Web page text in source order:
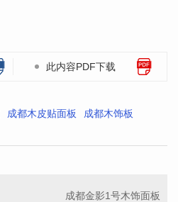
此内容PDF下载
成都木皮贴面板 成都木饰板
成都金影1号木饰面板